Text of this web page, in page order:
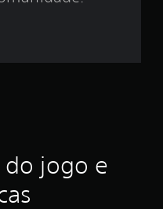
e
do jogo e